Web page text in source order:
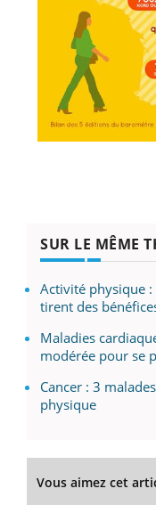
SUR LE MÊME
Activité physique
tirent des
Maladies
modérée pour se
Cancer : 3
physique
Vous aimez cet